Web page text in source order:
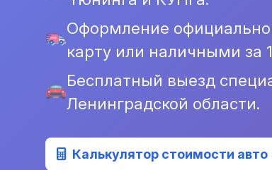
Оформление
карту или наличными за
Бесплатный выезд
Ленинградской области.
Калькулятор стоимости авто